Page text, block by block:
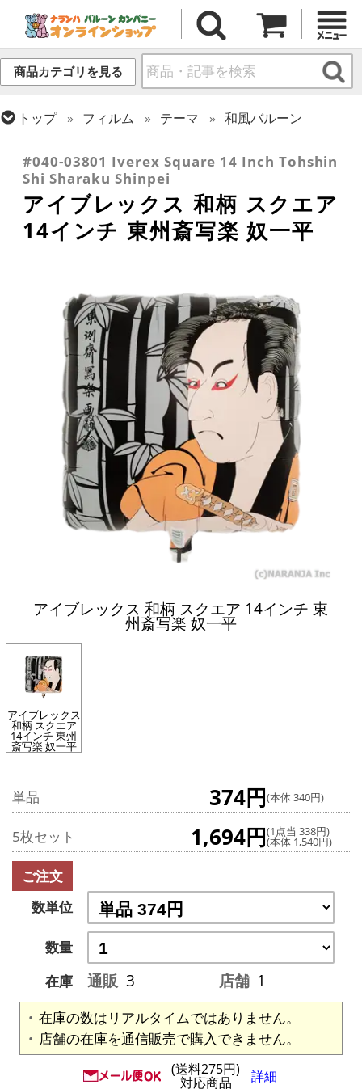
商品カテゴリを見る
トップ フィルム テーマ
和風バルーン
アイブレックス
#040-03801 Iverex Square 14 Inch Tohshin
Shi Sharaku Shinpei
アイブレックス 和柄 スクエア
14インチ 東州斎写楽 奴一平
アイブレックス 和柄 スクエア 14インチ 東
州斎写楽 奴一平
アイブレックス
和柄 スクエア
14インチ 東州
斎写楽 奴一平
単品 374円(本体 340円)
5枚セット 1,694円(1点当 338円)
(本体 1,540円)
ご注文
数単位
数量
在庫
通販 3 店舗 1
在庫の数はリアルタイムではありません。
店舗の在庫を通信販売で購入できません。
(送料275円)
対応商品 詳細